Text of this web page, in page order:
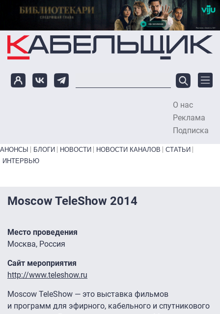
Перейти к основному содержанию
О нас
Реклама
Подписка
Primary links bottom
АНОНСЫ БЛОГИ НОВОСТИ НОВОСТИ КАНАЛОВ
СТАТЬИ
ИНТЕРВЬЮ
Moscow TeleShow 2014
Место проведения
Москва, Россия
Сайт мероприятия
http://www.teleshow.ru
Moscow TeleShow — это выставка фильмов
и программ для эфирного, кабельного и спутникового